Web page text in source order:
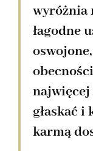
wyróżnia
łagodne
głaskać i
karmą